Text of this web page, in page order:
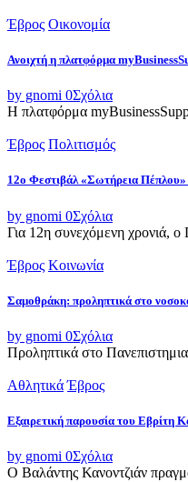
Έβρος Οικονομία
Ανοιχτή η πλατφόρμα
by gnomi 0Σχόλια
Η πλατφόρμα
Έβρος Πολιτισμός
12ο Φεστιβάλ «Σωτήρεια
by gnomi 0Σχόλια
Για 12η συνεχόμενη χρονιά, ο
Έβρος Κοινωνία
Σαμοθράκη: προληπτικά στο
by gnomi 0Σχόλια
Προληπτικά στο
Αθλητικά Έβρος
Εξαιρετική παρουσία του Εβρίτη
by gnomi 0Σχόλια
Ο Βαλάντης Κανοντζιάν